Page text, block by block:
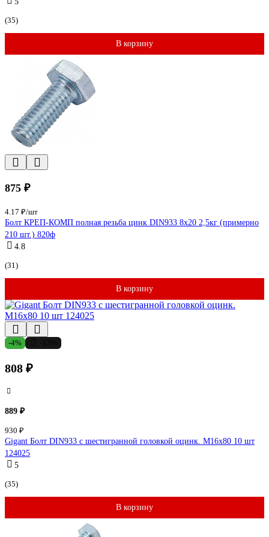
(35)
В корзину
875 ₽
4.17 ₽/шт
Болт КРЕП-КОМП полная резьба цинк DIN933 8х20 2,5кг (примерно
210 шт.) 820ф
4.8
(31)
В корзину
-4%
808 ₽
889 ₽
930 ₽
Gigant Болт DIN933 с шестигранной головкой оцинк. М16x80 10 шт
124025
5
(35)
В корзину